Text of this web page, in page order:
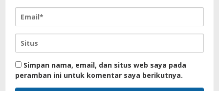
Simpan nama, email, dan situs web saya pada
peramban ini untuk komentar saya berikutnya.